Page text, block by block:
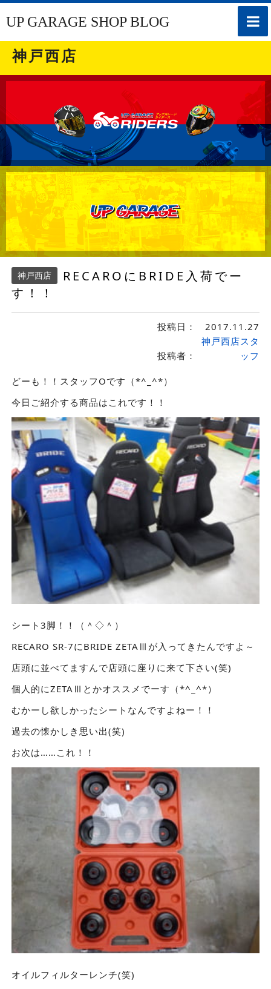
toggle
UP GARAGE SHOP BLOG
神戸西店
神戸西店
RECAROにBRIDE入荷でー
す！！
投稿日： 2017.11.27
投稿者：
神戸西店スタ
ッフ
どーも！！スタッフOです（*^_^*）
今日ご紹介する商品はこれです！！
シート3脚！！（＾◇＾）
RECARO SR-7にBRIDE ZETAⅢが入ってきたんですよ～
店頭に並べてますんで店頭に座りに来て下さい(笑)
個人的にZETAⅢとかオススメでーす（*^_^*）
むかーし欲しかったシートなんですよねー！！
過去の懐かしき思い出(笑)
お次は……これ！！
オイルフィルターレンチ(笑)